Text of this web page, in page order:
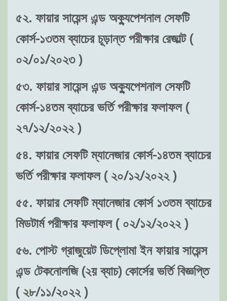
৫২. ফায়ার সায়েন্স এন্ড অক্যুপেশনাল সেফটি
কোর্স-১৩তম ব্যাচের চূড়ান্ত পরীক্ষার রেজাল্ট (
০২/০১/২০২৩ )
৫৩. ফায়ার সায়েন্স এন্ড অক্যুপেশনাল সেফটি
কোর্স-১৪তম ব্যাচের ভর্তি পরীক্ষার ফলাফল (
২৭/১২/২০২২ )
৫৪. ফায়ার সেফটি ম্যানেজার কোর্স-১৪তম ব্যাচের
ভর্তি পরীক্ষার ফলাফল ( ২০/১২/২০২২ )
৫৫. ফায়ার সেফটি ম্যানেজার কোর্স ১৩তম ব্যাচের
মিডটার্ম পরীক্ষার ফলাফল ( ০২/১২/২০২২ )
৫৬. পোস্ট গ্রাজুয়েট ডিপ্লোমা ইন ফায়ার সায়েন্স
এন্ড টেকনোলজি (২য় ব্যাচ) কোর্সের ভর্তি বিজ্ঞপ্তি
( ২৮/১১/২০২২ )